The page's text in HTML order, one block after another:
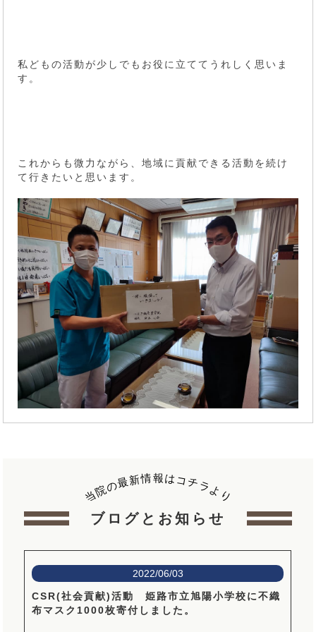
私どもの活動が少しでもお役に立ててうれしく思いま
す。
これからも微力ながら、地域に貢献できる活動を続け
て行きたいと思います。
当院の最新情報はコ チラより
ブログとお知らせ
2022/06/03
CSR(社会貢献)活動 姫路市立旭陽小学校に不織
布マスク1000枚寄付しました。